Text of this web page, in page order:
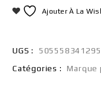
Ajouter À La
UGS :
Catégories :
Marque